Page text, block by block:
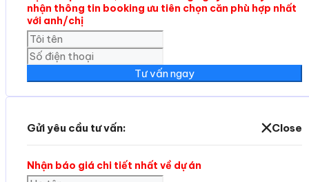
nhận thông tin booking ưu tiên chọn căn phù hợp nhất
với anh/chị
Tư vấn ngay
Gửi yêu cầu tư vấn: Close
Nhận báo giá chi tiết nhất về dự án